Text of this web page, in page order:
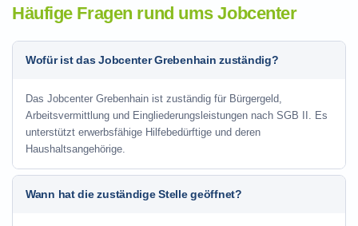
Häufige Fragen rund ums Jobcenter
Wofür ist das Jobcenter Grebenhain zuständig?
Das Jobcenter Grebenhain ist zuständig für Bürgergeld,
Arbeitsvermittlung und Eingliederungsleistungen nach SGB II. Es
unterstützt erwerbsfähige Hilfebedürftige und deren
Haushaltsangehörige.
Wann hat die zuständige Stelle geöffnet?